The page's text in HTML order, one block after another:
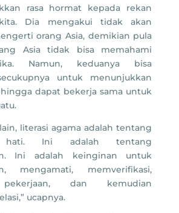
rasa hormat kepada rekan
Dia mengakui tidak akan
orang Asia, demikian pula
Asia tidak bisa memahami
Namun, keduanya bisa
untuk menunjukkan
dapat bekerja sama untuk
literasi agama adalah tentang
hati. Ini adalah tentang
Ini adalah keinginan untuk
mengamati, memverifikasi,
pekerjaan, dan kemudian
ucapnya.